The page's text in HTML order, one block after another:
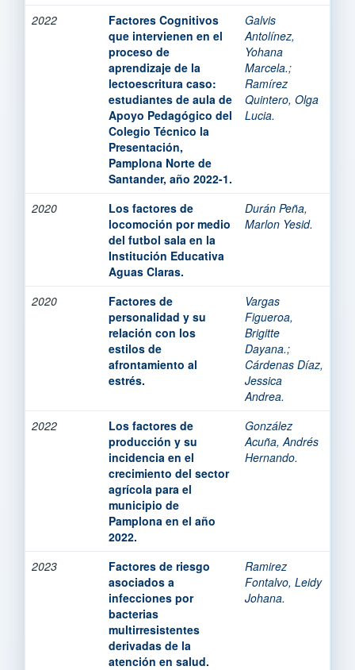
2022
Factores Cognitivos
que intervienen en el
proceso de
aprendizaje de la
lectoescritura caso:
estudiantes de aula de
Apoyo Pedagógico del
Colegio Técnico la
Presentación,
Pamplona Norte de
Santander, año 2022-1.
Galvis
Antolínez,
Yohana
Marcela.;
Ramírez
Quintero, Olga
Lucia.
2020
Los factores de
locomoción por medio
del futbol sala en la
Institución Educativa
Aguas Claras.
Durán Peña,
Marlon Yesid.
2020
Factores de
personalidad y su
relación con los
estilos de
afrontamiento al
estrés.
Vargas
Figueroa,
Brigitte
Dayana.;
Cárdenas Díaz,
Jessica
Andrea.
2022
Los factores de
producción y su
incidencia en el
crecimiento del sector
agrícola para el
municipio de
Pamplona en el año
2022.
González
Acuña, Andrés
Hernando.
2023
Factores de riesgo
asociados a
infecciones por
bacterias
multirresistentes
derivadas de la
atención en salud.
Ramirez
Fontalvo, Leidy
Johana.